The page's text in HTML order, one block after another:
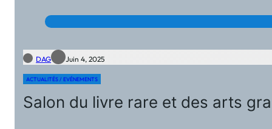
DAG Juin 4, 2025
ACTUALITÉS / EVÉNEMENTS
Salon du livre rare et des arts